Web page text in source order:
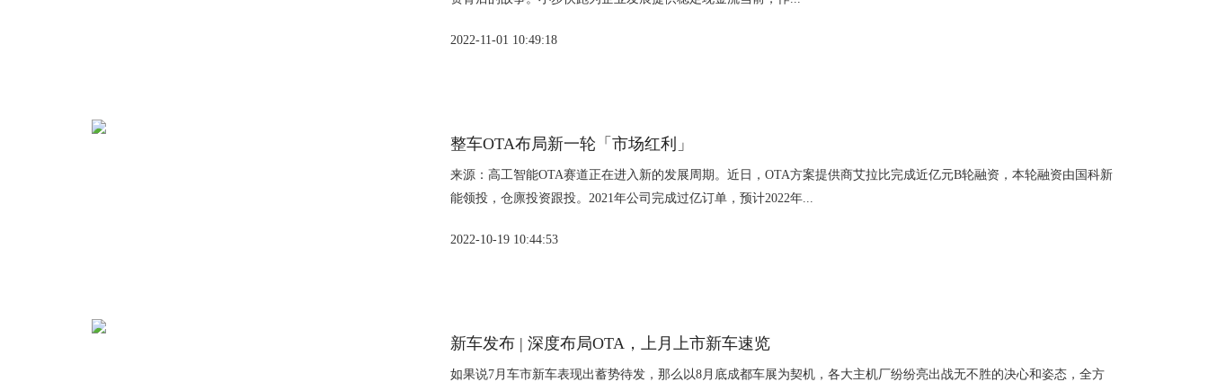
2022-11-01 10:49:18
整车OTA布局新一轮「市场红利」
来源：高工智能OTA赛道正在进入新的发展周期。近日，OTA方案提供商艾拉比完成近亿元B轮融资，本轮融资由国科新
能领投，仓廪投资跟投。2021年公司完成过亿订单，预计2022年...
2022-10-19 10:44:53
新车发布 | 深度布局OTA，上月上市新车速览
如果说7月车市新车表现出蓄势待发，那么以8月底成都车展为契机，各大主机厂纷纷亮出战无不胜的决心和姿态，全方